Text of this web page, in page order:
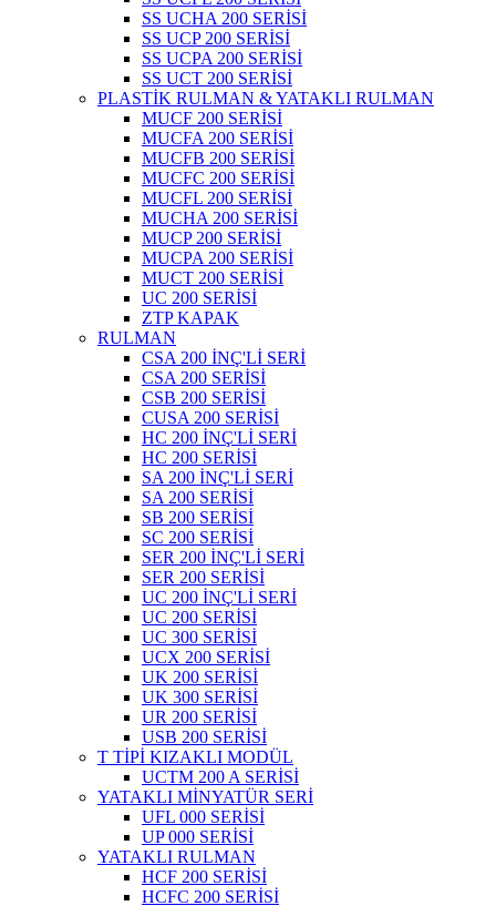
SS UCHA 200 SERİSİ
SS UCP 200 SERİSİ
SS UCPA 200 SERİSİ
SS UCT 200 SERİSİ
PLASTİK RULMAN & YATAKLI RULMAN
MUCF 200 SERİSİ
MUCFA 200 SERİSİ
MUCFB 200 SERİSİ
MUCFC 200 SERİSİ
MUCFL 200 SERİSİ
MUCHA 200 SERİSİ
MUCP 200 SERİSİ
MUCPA 200 SERİSİ
MUCT 200 SERİSİ
UC 200 SERİSİ
ZTP KAPAK
RULMAN
CSA 200 İNÇ'Lİ SERİ
CSA 200 SERİSİ
CSB 200 SERİSİ
CUSA 200 SERİSİ
HC 200 İNÇ'Lİ SERİ
HC 200 SERİSİ
SA 200 İNÇ'Lİ SERİ
SA 200 SERİSİ
SB 200 SERİSİ
SC 200 SERİSİ
SER 200 İNÇ'Lİ SERİ
SER 200 SERİSİ
UC 200 İNÇ'Lİ SERİ
UC 200 SERİSİ
UC 300 SERİSİ
UCX 200 SERİSİ
UK 200 SERİSİ
UK 300 SERİSİ
UR 200 SERİSİ
USB 200 SERİSİ
T TİPİ KIZAKLI MODÜL
UCTM 200 A SERİSİ
YATAKLI MİNYATÜR SERİ
UFL 000 SERİSİ
UP 000 SERİSİ
YATAKLI RULMAN
HCF 200 SERİSİ
HCFC 200 SERİSİ